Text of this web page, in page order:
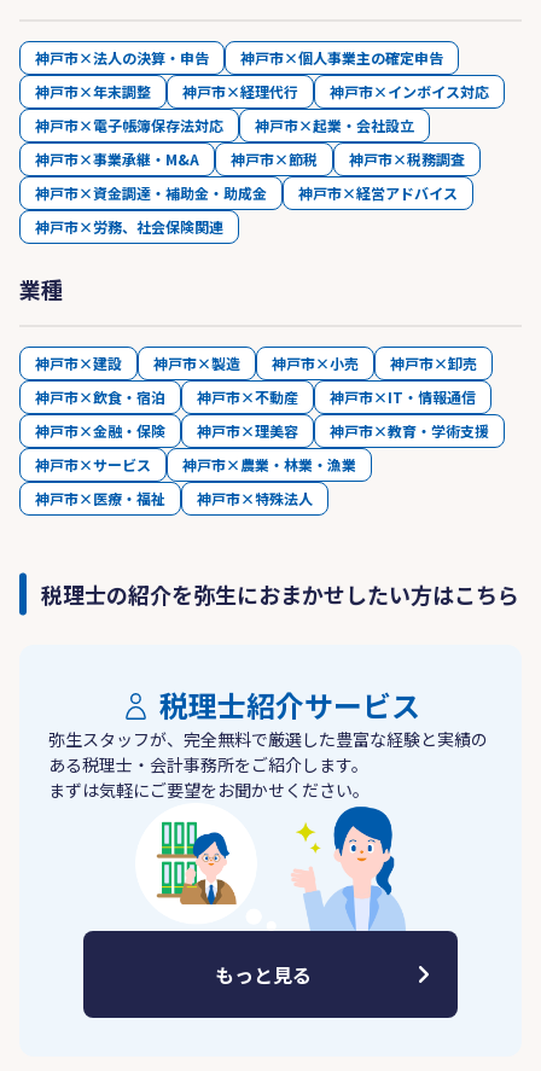
神戸市×法人の決算・申告
神戸市×個人事業主の確定申告
神戸市×年末調整
神戸市×経理代行
神戸市×インボイス対応
神戸市×電子帳簿保存法対応
神戸市×起業・会社設立
神戸市×事業承継・M&A
神戸市×節税
神戸市×税務調査
神戸市×資金調達・補助金・助成金
神戸市×経営アドバイス
神戸市×労務、社会保険関連
業種
神戸市×建設 神戸市×製造 神戸市×小売
神戸市×卸売
神戸市×飲食・宿泊
神戸市×不動産
神戸市×IT・情報通信
神戸市×金融・保険
神戸市×理美容
神戸市×教育・学術支援
神戸市×サービス
神戸市×農業・林業・漁業
神戸市×医療・福祉
神戸市×特殊法人
税理士の紹介を弥生におまかせしたい方はこちら
税理士紹介サービス
弥生スタッフが、完全無料で厳選した豊富な経験と実績の
ある税理士・会計事務所をご紹介します。
まずは気軽にご要望をお聞かせください。
もっと見る